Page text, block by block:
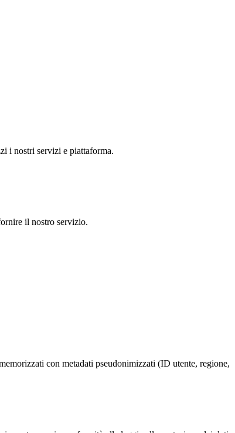
i nostri servizi e piattaforma.
il nostro servizio.
con metadati pseudonimizzati (ID utente, regione,